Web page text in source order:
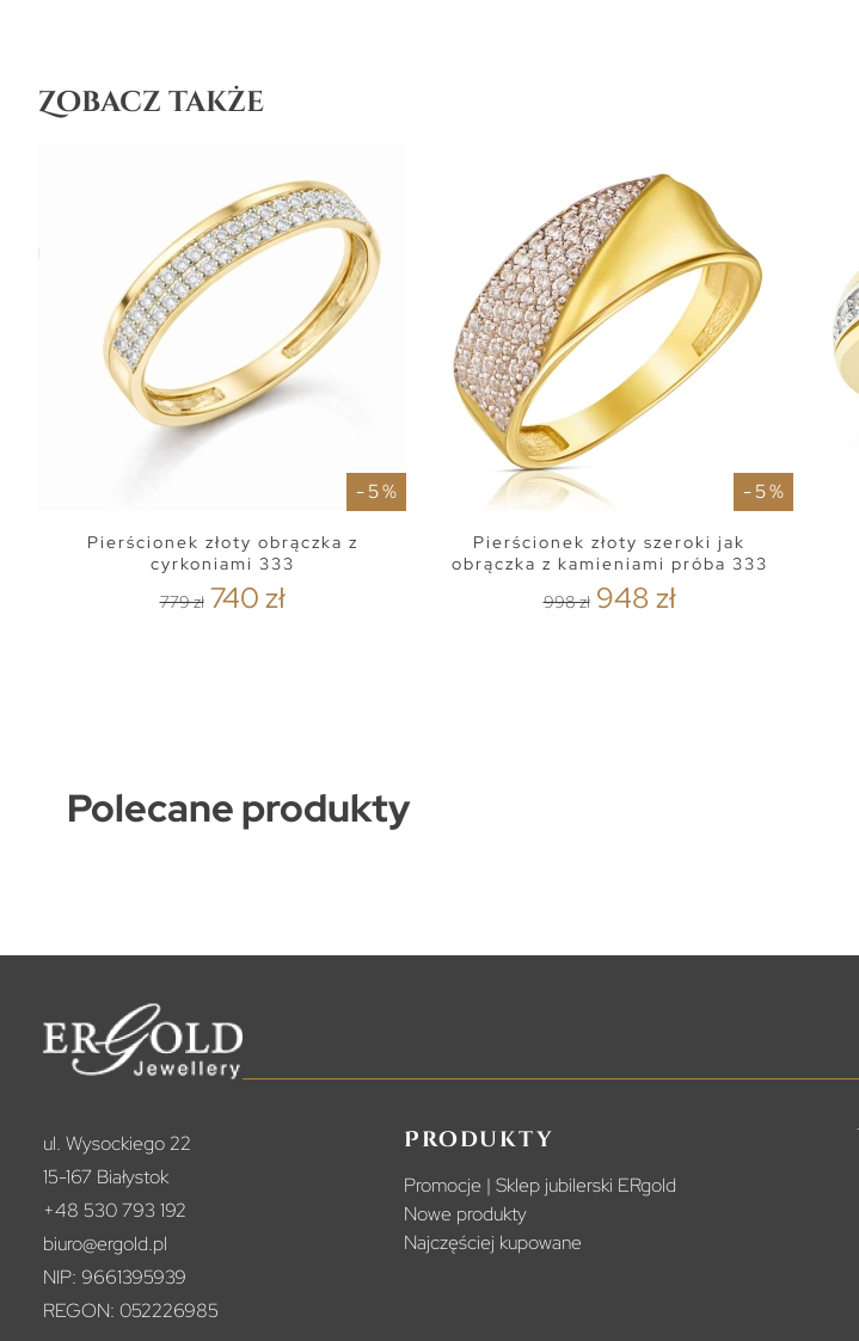
Zobacz także
- 5 %
Pierścionek złoty obrączka z
cyrkoniami 333
779 zł 740 zł
- 5 %
Pierścionek złoty szeroki jak
obrączka z kamieniami próba 333
998 zł 948 zł
Polecane produkty
ul. Wysockiego 22
15-167 Białystok
+48 530 793 192
biuro@ergold.pl
NIP: 9661395939
REGON: 052226985
Produkty
Promocje | Sklep jubilerski ERgold
Nowe produkty
Najczęściej kupowane